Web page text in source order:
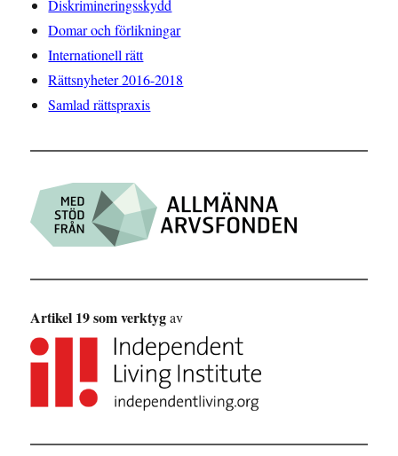
Diskrimineringsskydd
Domar och förlikningar
Internationell rätt
Rättsnyheter 2016-2018
Samlad rättspraxis
Artikel 19 som verktygav